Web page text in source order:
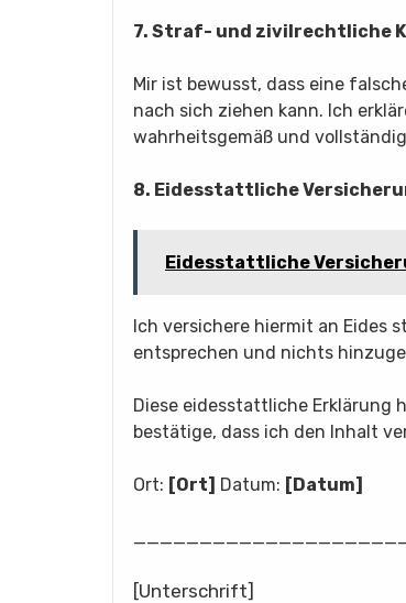
7. Straf- und zivilrechtliche
Mir ist bewusst, dass eine
nach sich ziehen kann. Ich
wahrheitsgemäß und
8. Eidesstattliche
Eidesstattliche
Ich versichere hiermit an Eides
entsprechen und nichts
Diese eidesstattliche Erklärung
bestätige, dass ich den Inhalt
Ort: [Ort] Datum: [Datum]
[Unterschrift]